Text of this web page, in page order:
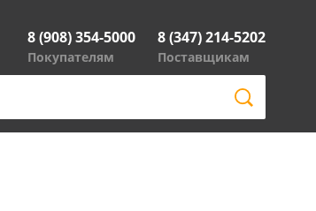
8 (908) 354-5000
Покупателям
8 (347) 214-5202
Поставщикам